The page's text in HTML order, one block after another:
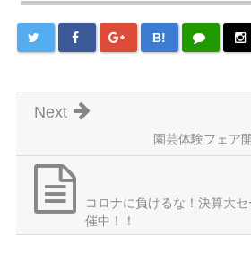
B!
園芸体験フェア
Next
コロナに負けるな！決算大
催中！！